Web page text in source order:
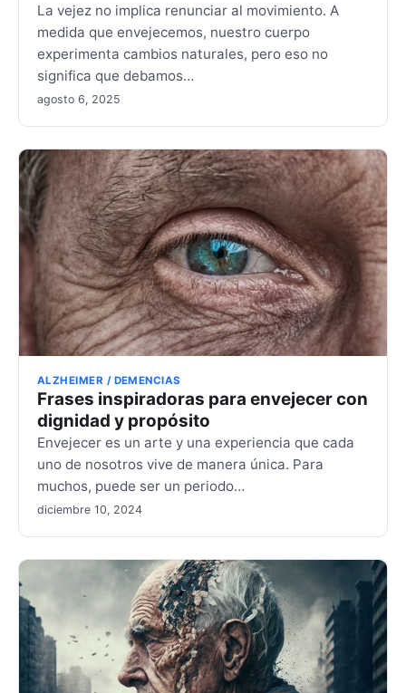
La vejez no implica renunciar al movimiento. A
medida que envejecemos, nuestro cuerpo
experimenta cambios naturales, pero eso no
significa que debamos…
agosto 6, 2025
ALZHEIMER / DEMENCIAS
Frases inspiradoras para envejecer con
dignidad y propósito
Envejecer es un arte y una experiencia que cada
uno de nosotros vive de manera única. Para
muchos, puede ser un periodo…
diciembre 10, 2024